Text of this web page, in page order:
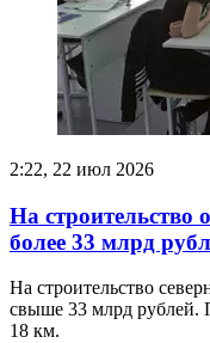
2:22, 22 июл 2026
На строительство
более 33 млрд
На строительство
свыше 33 млрд рублей.
18 км.